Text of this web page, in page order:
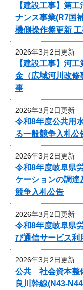
【建設工事】第
ナンス事業(R7国
機側操作盤更新
2026年3月2日更新
【建設工事】河
金（広域河川改
事
2026年3月2日更新
令和8年度公共用
る一般競争入札公
2026年3月2日更新
令和8年度岐阜県
ケーションの調達
競争入札公告
2026年3月2日更新
令和8年度岐阜県
び通信サービス利
2026年3月2日更新
公共 社会資本整
良川幹線(N43-